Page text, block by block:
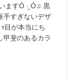
ますÒ ·̫ Ó♫ 黒
手すぎないデザ
目が本当にち
甲斐のあるカラ